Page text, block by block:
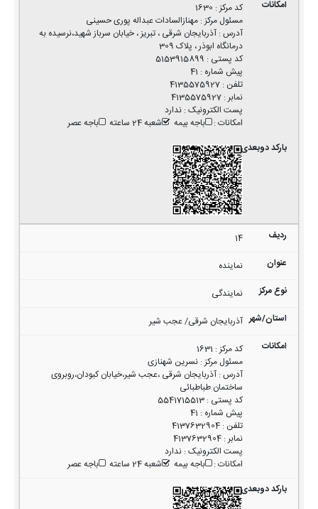
کد مرکز:
1630
مسئول مرکز:مهنازالسادات عبداله پوری حسینی
آدرس:آذربایجان شرقی ، تبریز ، خیابان سرباز شهید،نرسیده به
درمانگاه ابوذر ، پلاک 309
کد پستی :
5153915899
پیش شماره :
41
تلفن :
4135575927
نمابر:
4135575927
پست الکترونیک:ندارد
امکانات: باجه بیمه شعبه 24 ساعته باجه عصر
14
نماینده
نمایندگی
آذربایجان شرقی/ عجب شیر
کد مرکز:
1631
مسئول مرکز:نسرین شهنازی
آدرس:آذربایجان شرقی ،عجب شیر،خیابان کبودان،روبروی
ساختمان طباطبائی
کد پستی :
5541715513
پیش شماره :
41
تلفن :
4137632904
نمابر:
4137632904
پست الکترونیک:ندارد
امکانات: باجه بیمه شعبه 24 ساعته باجه عصر